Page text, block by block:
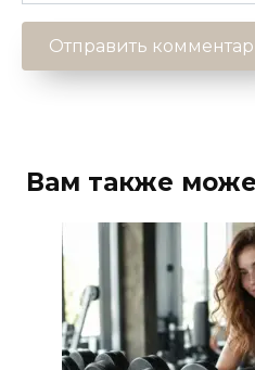
Вам также